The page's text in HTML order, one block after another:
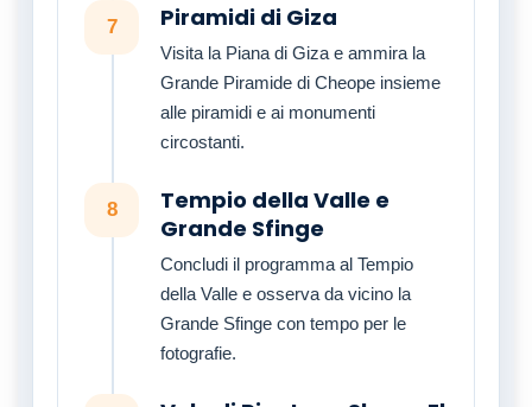
7 Piramidi di Giza
Visita la Piana di Giza e ammira la
Grande Piramide di Cheope insieme
alle piramidi e ai monumenti
circostanti.
8
Tempio della Valle e
Grande Sfinge
Concludi il programma al Tempio
della Valle e osserva da vicino la
Grande Sfinge con tempo per le
fotografie.